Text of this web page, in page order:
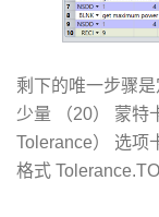
剩下的唯一步骤
少量 （20） 蒙特
Tolerance） 选项
格式